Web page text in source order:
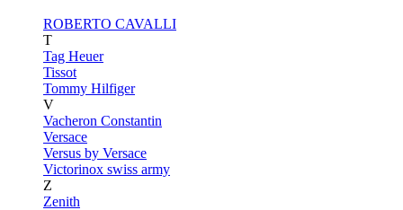
ROBERTO CAVALLI
T
Tag Heuer
Tissot
Tommy Hilfiger
V
Vacheron Constantin
Versace
Versus by Versace
Victorinox swiss army
Z
Zenith